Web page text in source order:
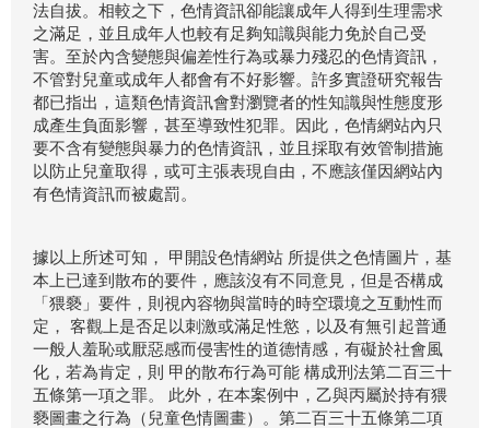
法自拔。相較之下，色情資訊卻能讓成年人得到生理需求
之滿足，並且成年人也較有足夠知識與能力免於自己受
害。至於內含變態與偏差性行為或暴力殘忍的色情資訊，
不管對兒童或成年人都會有不好影響。許多實證研究報告
都已指出，這類色情資訊會對瀏覽者的性知識與性態度形
成產生負面影響，甚至導致性犯罪。因此，色情網站內只
要不含有變態與暴力的色情資訊，並且採取有效管制措施
以防止兒童取得，或可主張表現自由，不應該僅因網站內
有色情資訊而被處罰。
據以上所述可知， 甲開設色情網站 所提供之色情圖片，基
本上已達到散布的要件，應該沒有不同意見，但是否構成
「猥褻」要件，則視內容物與當時的時空環境之互動性而
定， 客觀上是否足以刺激或滿足性慾，以及有無引起普通
一般人羞恥或厭惡感而侵害性的道德情感，有礙於社會風
化，若為肯定，則 甲的散布行為可能 構成刑法第二百三十
五條第一項之罪。 此外，在本案例中，乙與丙屬於持有猥
褻圖畫之行為（兒童色情圖畫）。第二百三十五條第二項